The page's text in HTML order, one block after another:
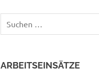
nach:
ARBEITSEINSÄTZE